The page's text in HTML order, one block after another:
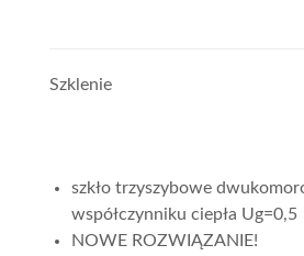
Szklenie
szkło trzyszybowe
współczynniku ciepła Ug=0,5
NOWE ROZWIĄZANIE!